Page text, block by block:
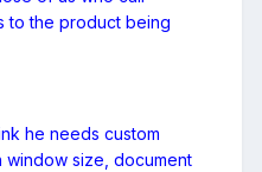
to the product being
he needs custom
window size, document